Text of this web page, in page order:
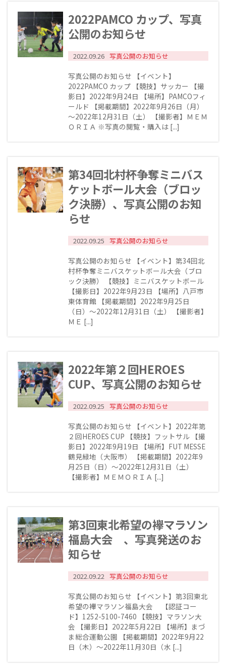
2022PAMCO カップ、写真
公開のお知らせ
2022.09.26 写真公開のお知らせ
写真公開のお知らせ 【イベント】
2022PAMCO カップ 【競技】サッカー 【撮
影日】2022年9月24日 【場所】PAMCOフィ
ールド 【掲載期間】2022年9月26日（月）
～2022年12月31日（土） 【撮影者】ＭＥＭ
ＯＲＩＡ ※写真の閲覧・購入は [...]
第34回北村杯争奪ミニバス
ケットボール大会（ブロッ
ク決勝）、写真公開のお知
らせ
2022.09.25 写真公開のお知らせ
写真公開のお知らせ 【イベント】第34回北
村杯争奪ミニバスケットボール大会（ブロ
ック決勝） 【競技】ミニバスケットボール
【撮影日】2022年9月23日 【場所】八戸市
東体育館 【掲載期間】2022年9月25日
（日）～2022年12月31日（土） 【撮影者】
ＭＥ [...]
2022年第２回HEROES
CUP、写真公開のお知らせ
2022.09.25 写真公開のお知らせ
写真公開のお知らせ 【イベント】2022年第
２回HEROES CUP 【競技】フットサル 【撮
影日】2022年9月19日 【場所】FUT MESSE
鶴見緑地（大阪市） 【掲載期間】2022年9
月25日（日）～2022年12月31日（土）
【撮影者】ＭＥＭＯＲＩＡ [...]
第3回東北希望の襷マラソン
福島大会 、写真発送のお
知らせ
2022.09.22 写真公開のお知らせ
写真公開のお知らせ 【イベント】第3回東北
希望の襷マラソン福島大会 【認証コー
ド】1252-5100-7460 【競技】マラソン大
会 【撮影日】2022年5月22日 【場所】まづ
ま総合運動公園 【掲載期間】2022年9月22
日（木）～2022年11月30日（水 [...]